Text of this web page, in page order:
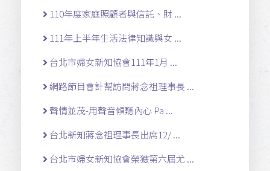
110年度家庭照顧者與信託、財 ...
111年上半年生活法律知識與女 ...
台北市婦女新知協會111年1月 ...
網路節目會計幫訪問蔣念祖理事長 ...
聲情並茂-用聲音傾聽內心 Pa ...
台北新知蔣念祖理事長出席12/ ...
台北市婦女新知協會榮獲第六屆尤 ...